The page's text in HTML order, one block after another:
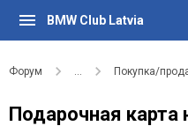
BMW Club Latvia
Форум ... Покупка/
Подарочная карта